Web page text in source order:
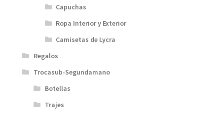
Capuchas
Ropa Interior y Exterior
Camisetas de Lycra
Regalos
Trocasub-Segundamano
Botellas
Trajes